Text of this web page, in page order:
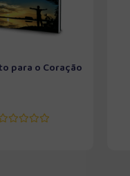
para o Coração